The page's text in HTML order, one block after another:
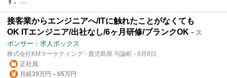
接客業からエンジニアへ/ITに触れたことがなくても
OK ITエンジニア/出社なし/6ヶ月研修/ブランクOK - ス
ポンサー：求人ボックス
株式会社KMマーケティング - 鹿児島県 与論町 - 8月8日
正社員
月給39万円～65万円